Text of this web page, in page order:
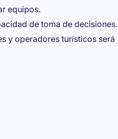
equipos.
de toma de decisiones.
y operadores turísticos será